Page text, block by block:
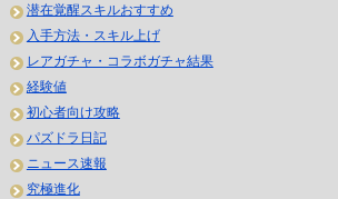
潜在覚醒スキルおすすめ
入手方法・スキル上げ
レアガチャ・コラボガチャ結果
経験値
初心者向け攻略
パズドラ日記
ニュース速報
究極進化